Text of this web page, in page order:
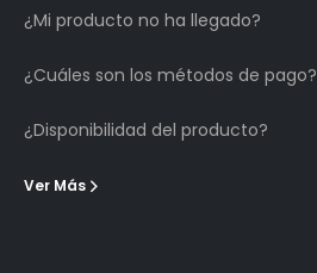
¿Mi producto no ha llegado?
¿Cuáles son los métodos de pago?
¿Disponibilidad del producto?
Ver Más